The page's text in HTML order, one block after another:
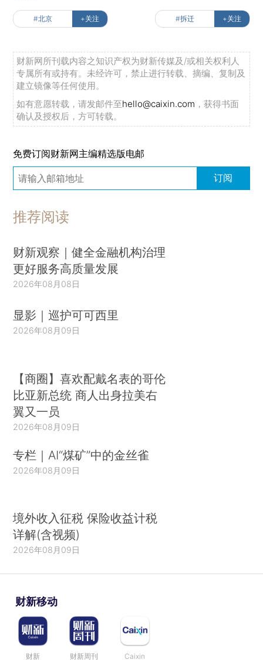
#北京 +关注 #拆迁 +关注
财新网所刊载内容之知识产权为财新传媒及/或相关权利人
专属所有或持有。未经许可，禁止进行转载、摘编、复制及
建立镜像等任何使用。
如有意愿转载，请发邮件至hello@caixin.com ，获得书面
确认及授权后，方可转载。
免费订阅财新网主编精选版电邮
订阅
推荐阅读
财新观察｜健全金融机构治理
更好服务高质量发展
2026年08月08日
显影｜巡护可可西里
2026年08月09日
【商圈】喜欢配戴名表的哥伦
比亚新总统 商人出身拉美右
翼又一员
2026年08月09日
专栏｜AI“煤矿”中的金丝雀
2026年08月09日
境外收入征税 保险收益计税
详解(含视频)
2026年08月09日
财新移动
财新 财新周刊 Caixin